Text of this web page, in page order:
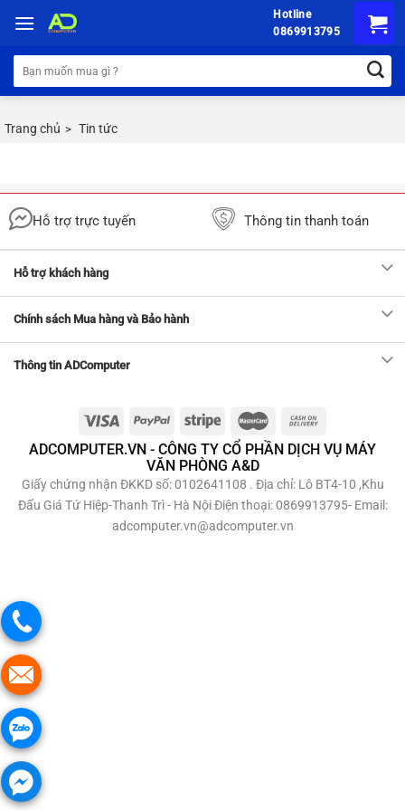
đến
nội
dung
Hotline
0869913795
Tìm
kiếm:
Trang chủ > Tin tức
Hỗ trợ trực tuyến Thông tin thanh toán
Hỗ trợ khách hàng
Chính sách Mua hàng và Bảo hành
Thông tin ADComputer
ADCOMPUTER.VN - CÔNG TY CỔ PHẦN DỊCH VỤ MÁY
VĂN PHÒNG A&D
Giấy chứng nhận ĐKKD số: 0102641108 . Địa chỉ: Lô BT4-10 ,Khu
Đấu Giá Tứ Hiệp-Thanh Trì - Hà Nội Điện thoại: 0869913795- Email:
adcomputer.vn@adcomputer.vn